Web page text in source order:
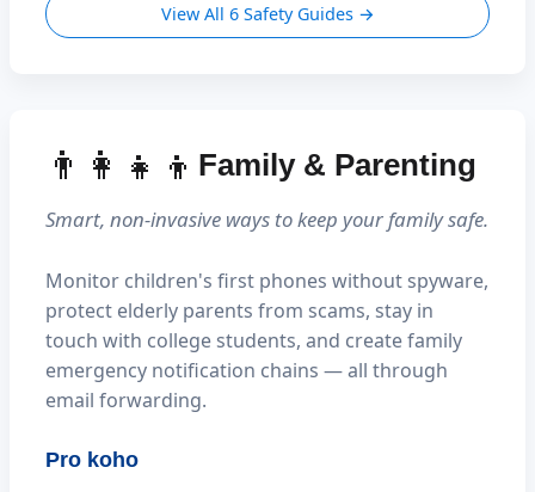
View All 6 Safety Guides →
👨‍👩‍👧‍👦 Family & Parenting
Smart, non-invasive ways to keep your family safe.
Monitor children's first phones without spyware,
protect elderly parents from scams, stay in
touch with college students, and create family
emergency notification chains — all through
email forwarding.
Pro koho